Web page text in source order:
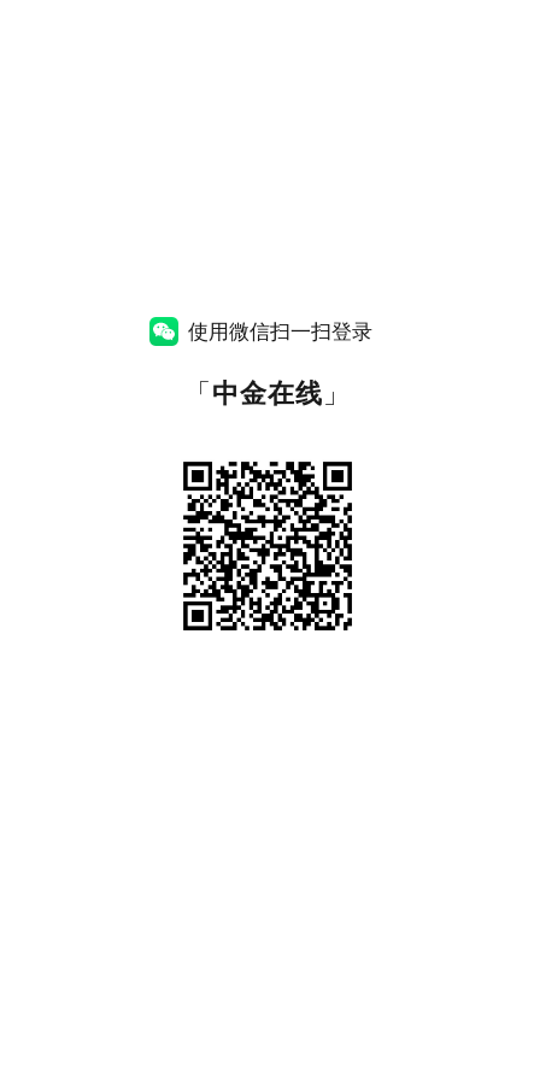
使用微信扫一扫登录
「中金在线 」